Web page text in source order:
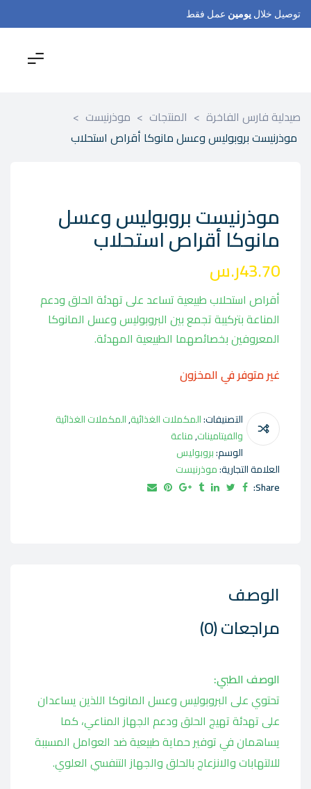
توصيل خلال يومين عمل فقط
صيدلية فارس الفاخرة > المنتجات > موذرنيست >
موذرنيست بروبوليس وعسل مانوكا أقراص استحلاب
موذرنيست بروبوليس وعسل
مانوكا أقراص استحلاب
43.70ر.س
أقراص استحلاب طبيعية تساعد على تهدئة الحلق ودعم
المناعة بتركيبة تجمع بين البروبوليس وعسل المانوكا
المعروفين بخصائصهما الطبيعية المهدئة.
غير متوفر في المخزون
التصنيفات:المكملات الغذائية,المكملات الغذائية
والفيتامينات,مناعة
الوسم:بروبوليس
العلامة التجارية:موذرنيست
Share:
الوصف
مراجعات (0)
الوصف الطبي:
تحتوي على البروبوليس وعسل المانوكا اللذين يساعدان
على تهدئة تهيج الحلق ودعم الجهاز المناعي، كما
يساهمان في توفير حماية طبيعية ضد العوامل المسببة
للالتهابات والانزعاج بالحلق والجهاز التنفسي العلوي.